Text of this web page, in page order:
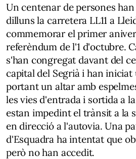
Un centenar de persones
dilluns la carretera LL11 a
commemorar el primer
referèndum de l'1 d'octubre.
s'han congregat davant del
capital del Segrià i han
portant un altar amb
les vies d'entrada i sortida a
estan impedint el trànsit a la
en direcció a l'autovia. Una
d'Esquadra ha intentat que
però no han accedit.